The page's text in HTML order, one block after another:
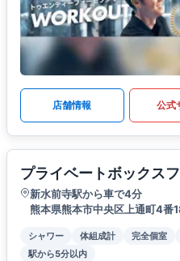
店舗情報 公式
プライベートボックス
新水前寺駅から車で4分
熊本県熊本市中央区上通町4番
シャワー 体組成計 完全個室
駅から5分以内